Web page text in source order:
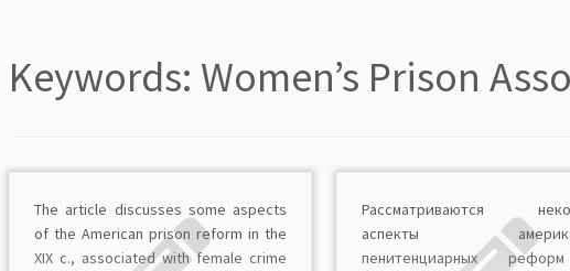
Keywords: Women’s Prison
The article discusses some aspects
of the American prison reform in the
XIX c., associated with female crime
Рассматриваются
аспекты
пенитенциарных